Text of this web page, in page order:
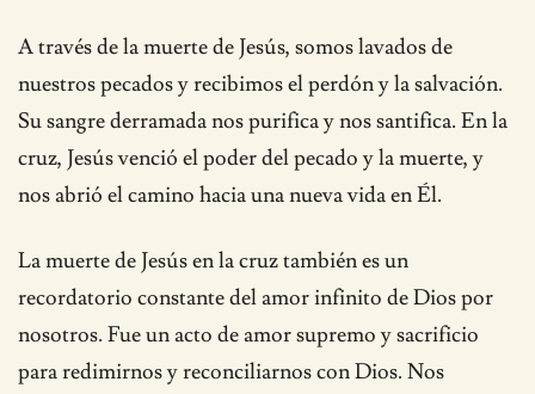
A través de la muerte de Jesús, somos lavados de
nuestros pecados y recibimos el perdón y la salvación.
Su sangre derramada nos purifica y nos santifica. En la
cruz, Jesús venció el poder del pecado y la muerte, y
nos abrió el camino hacia una nueva vida en Él.
La muerte de Jesús en la cruz también es un
recordatorio constante del amor infinito de Dios por
nosotros. Fue un acto de amor supremo y sacrificio
para redimirnos y reconciliarnos con Dios. Nos